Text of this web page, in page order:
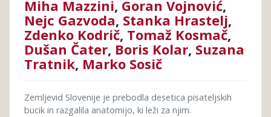
mestu
Miha Mazzini, Goran Vojnović,
Nejc Gazvoda, Stanka Hrastelj,
Zdenko Kodrič, Tomaž Kosmač,
Dušan Čater, Boris Kolar, Suzana
Tratnik, Marko Sosič
Zemljevid Slovenije je prebodla desetica pisateljskih
bucik in razgalila anatomijo, ki leži za njim.